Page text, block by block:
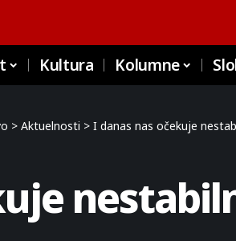
Kultura Kolumne
> Aktuelnosti > I danas nas očekuje